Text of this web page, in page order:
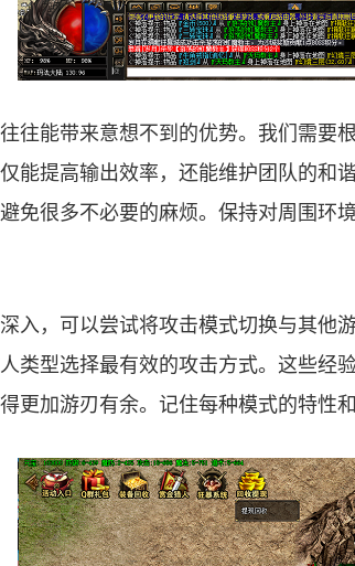
往能带来意想不到的优势。我们需要
能提高输出效率，还能维护团队的和
免很多不必要的麻烦。保持对周围环
入，可以尝试将攻击模式切换与其他
类型选择最有效的攻击方式。这些经
更加游刃有余。记住每种模式的特性